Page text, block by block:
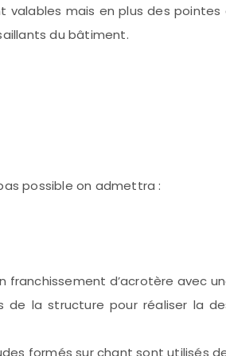
valables mais en plus des
du bâtiment.
possible on admettra :
d’acrotère avec
la structure pour réaliser la
formés sur chant sont utilisés